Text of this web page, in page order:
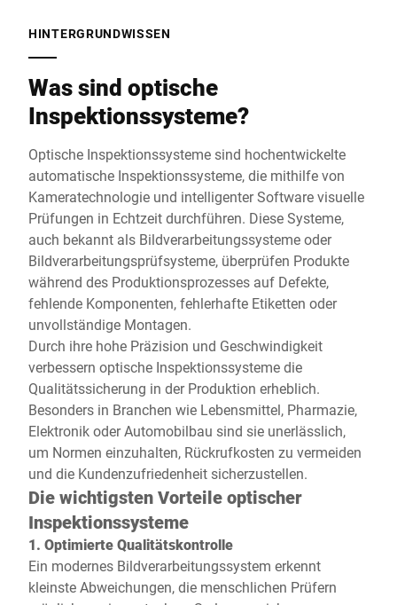
HINTERGRUNDWISSEN
Was sind optische
Inspektionssysteme?
Optische Inspektionssysteme sind hochentwickelte
automatische Inspektionssysteme, die mithilfe von
Kameratechnologie und intelligenter Software visuelle
Prüfungen in Echtzeit durchführen. Diese Systeme,
auch bekannt als Bildverarbeitungssysteme oder
Bildverarbeitungsprüfsysteme, überprüfen Produkte
während des Produktionsprozesses auf Defekte,
fehlende Komponenten, fehlerhafte Etiketten oder
unvollständige Montagen.
Durch ihre hohe Präzision und Geschwindigkeit
verbessern optische Inspektionssysteme die
Qualitätssicherung in der Produktion erheblich.
Besonders in Branchen wie Lebensmittel, Pharmazie,
Elektronik oder Automobilbau sind sie unerlässlich,
um Normen einzuhalten, Rückrufkosten zu vermeiden
und die Kundenzufriedenheit sicherzustellen.
Die wichtigsten Vorteile optischer
Inspektionssysteme
1. Optimierte Qualitätskontrolle
Ein modernes Bildverarbeitungssystem erkennt
kleinste Abweichungen, die menschlichen Prüfern